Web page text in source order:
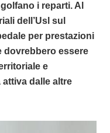
i reparti. Al
dell’Usl sul
per prestazioni
dovrebbero essere
e
dalle altre